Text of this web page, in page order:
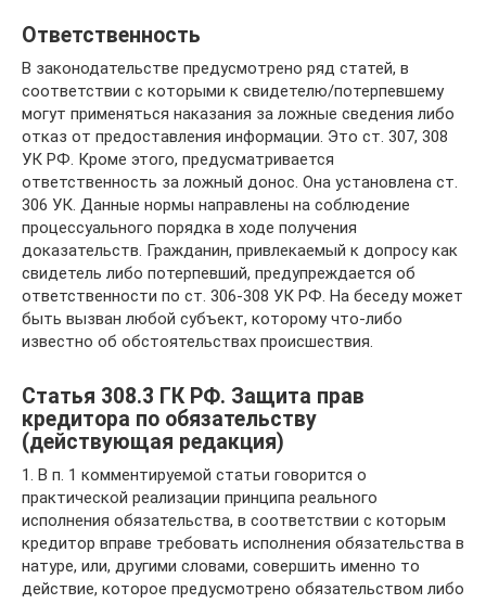
Ответственность
В законодательстве предусмотрено ряд статей, в
соответствии с которыми к свидетелю/потерпевшему
могут применяться наказания за ложные сведения либо
отказ от предоставления информации. Это ст. 307, 308
УК РФ. Кроме этого, предусматривается
ответственность за ложный донос. Она установлена ст.
306 УК. Данные нормы направлены на соблюдение
процессуального порядка в ходе получения
доказательств. Гражданин, привлекаемый к допросу как
свидетель либо потерпевший, предупреждается об
ответственности по ст. 306-308 УК РФ. На беседу может
быть вызван любой субъект, которому что-либо
известно об обстоятельствах происшествия.
Статья 308.3 ГК РФ. Защита прав
кредитора по обязательству
(действующая редакция)
1. В п. 1 комментируемой статьи говорится о
практической реализации принципа реального
исполнения обязательства, в соответствии с которым
кредитор вправе требовать исполнения обязательства в
натуре, или, другими словами, совершить именно то
действие, которое предусмотрено обязательством либо